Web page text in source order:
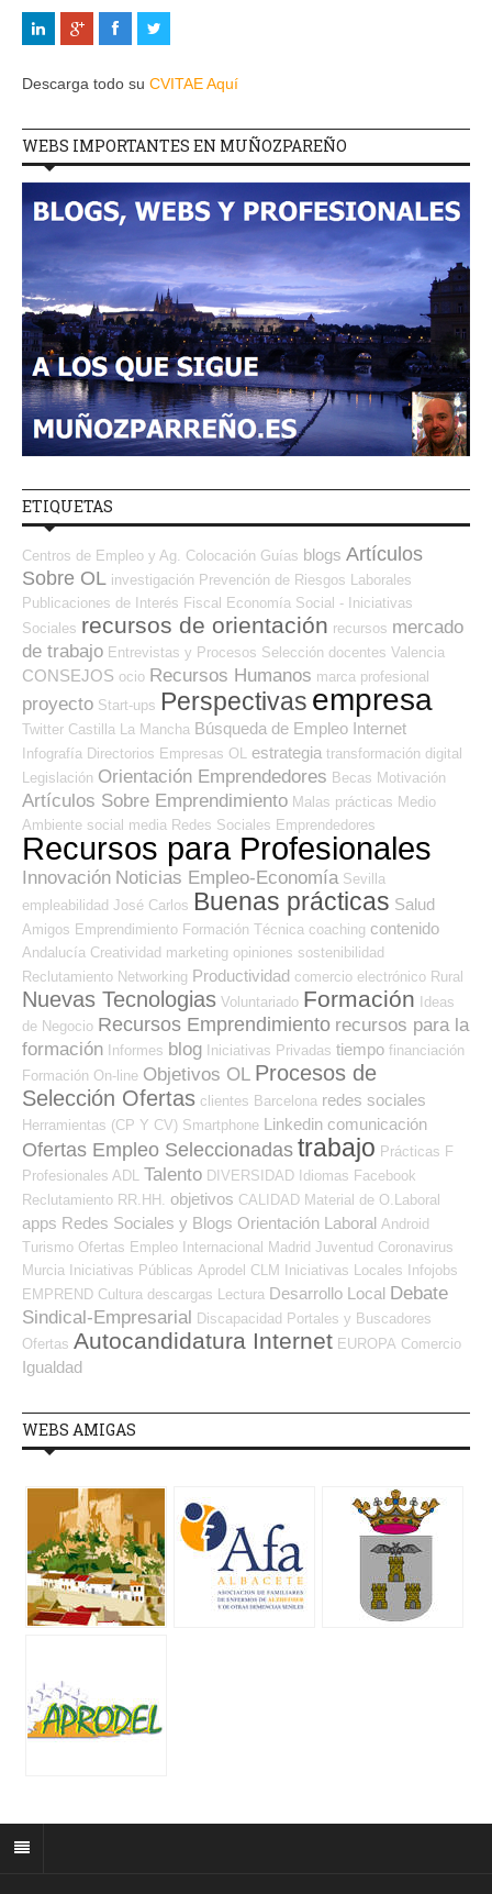
Descarga todo su CVITAE Aquí
WEBS IMPORTANTES EN MUÑOZPAREÑO
ETIQUETAS
Centros de Empleo y Ag. Colocación Guías blogs Artículos
Sobre OL investigación Prevención de Riesgos Laborales
Publicaciones de Interés Fiscal Economía Social - Iniciativas
Sociales recursos de orientación recursos mercado
de trabajo Entrevistas y Procesos Selección docentes Valencia
CONSEJOS ocio Recursos Humanos marca profesional
proyecto Start-ups Perspectivas empresa
Twitter Castilla La Mancha Búsqueda de Empleo Internet
Infografía Directorios Empresas OL estrategia transformación digital
Legislación Orientación Emprendedores Becas Motivación
Artículos Sobre Emprendimiento Malas prácticas Medio
Ambiente social media Redes Sociales Emprendedores
Recursos para Profesionales
Innovación Noticias Empleo-Economía Sevilla
empleabilidad José Carlos Buenas prácticas Salud
Amigos Emprendimiento Formación Técnica coaching contenido
Andalucía Creatividad marketing opiniones sostenibilidad
Reclutamiento Networking Productividad comercio electrónico Rural
Nuevas Tecnologias Voluntariado Formación Ideas
de Negocio Recursos Emprendimiento recursos para la
formación Informes blog Iniciativas Privadas tiempo financiación
Formación On-line Objetivos OL Procesos de
Selección Ofertas clientes Barcelona redes sociales
Herramientas (CP Y CV) Smartphone Linkedin comunicación
Ofertas Empleo Seleccionadas trabajo Prácticas F
Profesionales ADL Talento DIVERSIDAD Idiomas Facebook
Reclutamiento RR.HH.
objetivos CALIDAD Material de O.Laboral
apps Redes Sociales y Blogs Orientación Laboral Android
Turismo Ofertas Empleo Internacional Madrid Juventud Coronavirus
Murcia Iniciativas Públicas Aprodel CLM Iniciativas Locales Infojobs
EMPREND Cultura descargas Lectura Desarrollo Local Debate
Sindical-Empresarial Discapacidad Portales y Buscadores
Ofertas Autocandidatura Internet EUROPA Comercio
Igualdad
WEBS AMIGAS